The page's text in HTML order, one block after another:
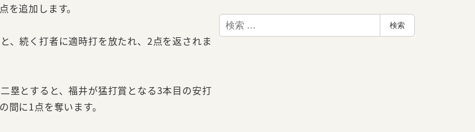
追加します。
、続く打者に適時打を放たれ、2点を返されま
塁とすると、福井が猛打賞となる3本目の安打
に1点を奪います。
検
索
検索